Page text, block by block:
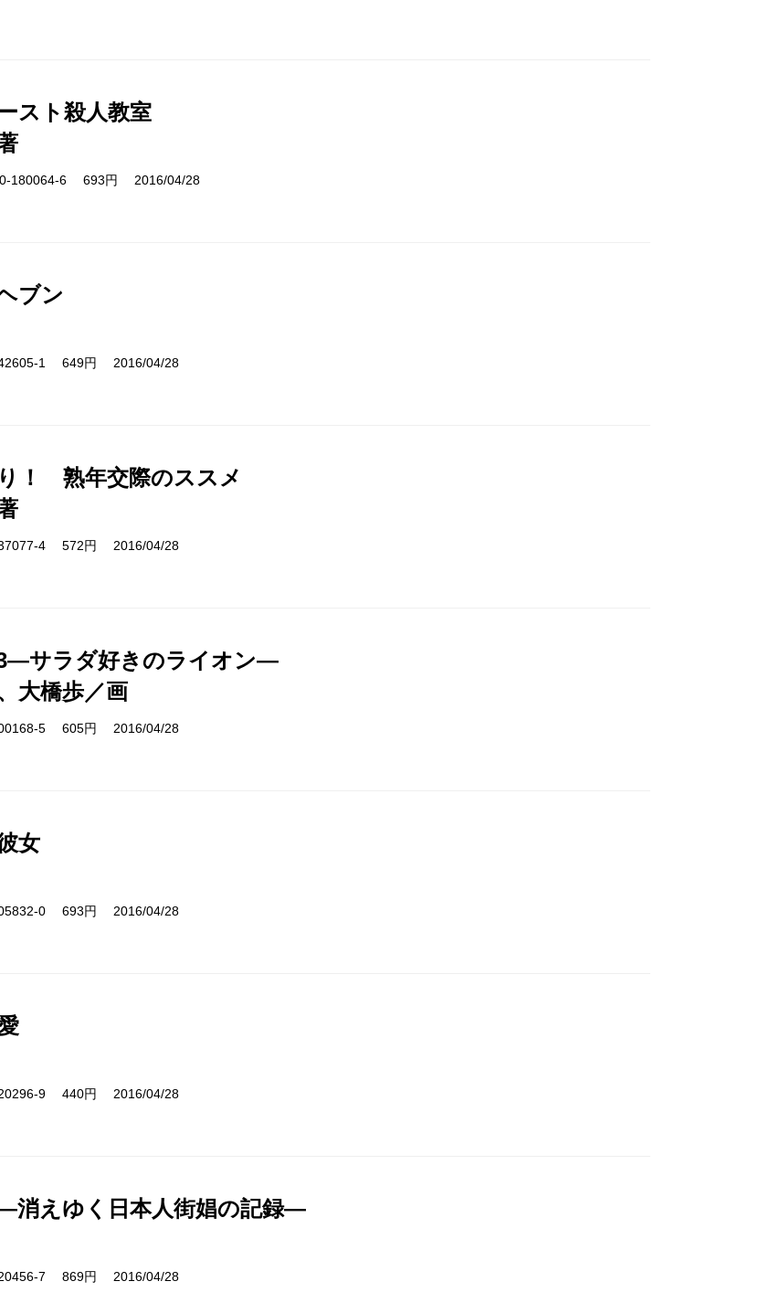
スト殺人教室
180064-6 693円 2016/04/28
ブン
1 649円 2016/04/28
！ 熟年交際のススメ
4 572円 2016/04/28
サラダ好きのライオン―
大橋歩／画
5 605円 2016/04/28
女
0 693円 2016/04/28
9 440円 2016/04/28
消えゆく日本人街娼の記録―
7 869円 2016/04/28